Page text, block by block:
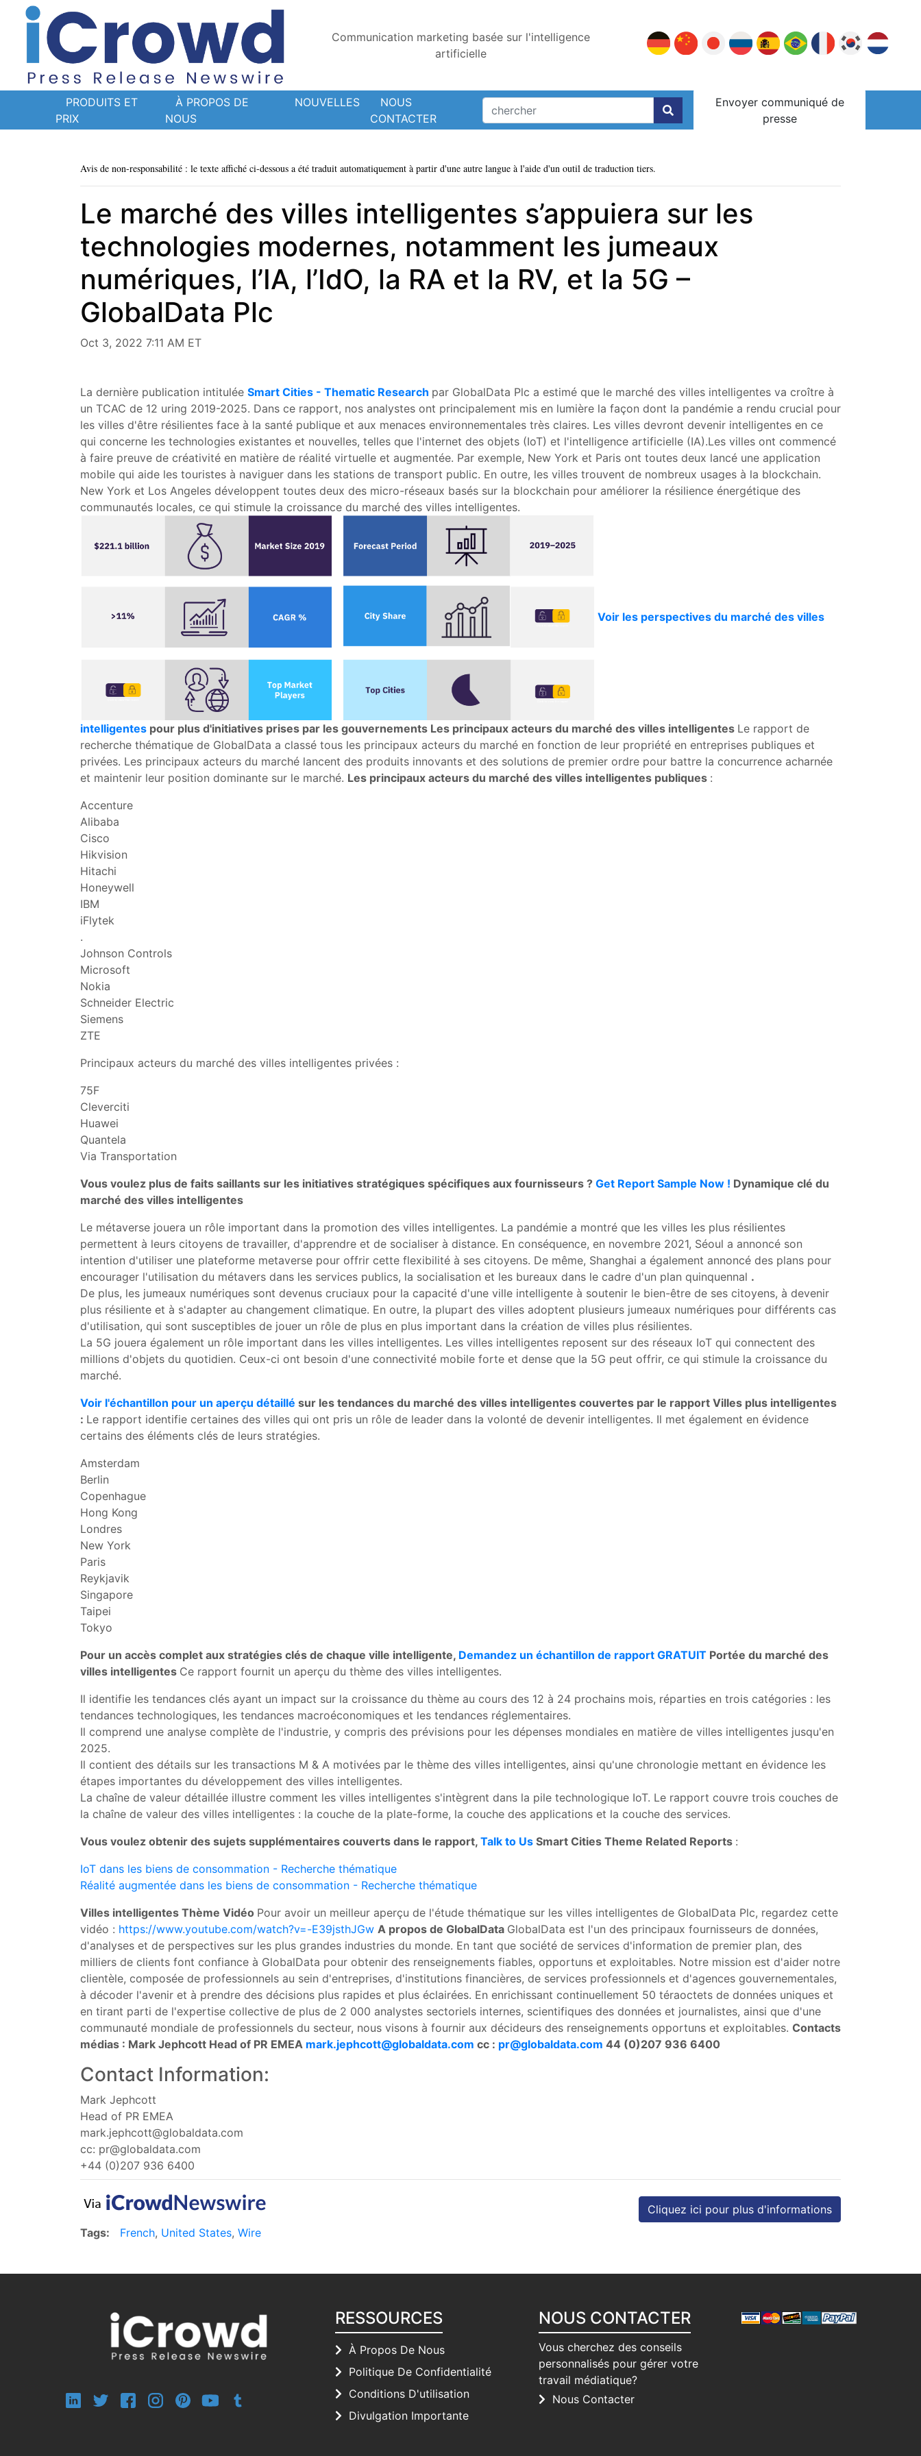
Communication marketing basée sur l'intelligence
artificielle
PRODUITS ET
PRIX
À PROPOS DE
NOUS
NOUVELLES
NOUS
CONTACTER
Envoyer communiqué de
presse
Avis de non-responsabilité : le texte affiché ci-dessous a été traduit automatiquement à partir d'une autre langue à l'aide d'un outil de traduction tiers.
Le marché des villes intelligentes s’appuiera sur les
technologies modernes, notamment les jumeaux
numériques, l’IA, l’IdO, la RA et la RV, et la 5G –
GlobalData Plc
Oct 3, 2022 7:11 AM ET
La dernière publication intitulée Smart Cities - Thematic Research par GlobalData Plc a estimé que le marché des villes intelligentes va croître à
un TCAC de 12 uring 2019-2025. Dans ce rapport, nos analystes ont principalement mis en lumière la façon dont la pandémie a rendu crucial pour
les villes d'être résilientes face à la santé publique et aux menaces environnementales très claires. Les villes devront devenir intelligentes en ce
qui concerne les technologies existantes et nouvelles, telles que l'internet des objets (IoT) et l'intelligence artificielle (IA).Les villes ont commencé
à faire preuve de créativité en matière de réalité virtuelle et augmentée. Par exemple, New York et Paris ont toutes deux lancé une application
mobile qui aide les touristes à naviguer dans les stations de transport public. En outre, les villes trouvent de nombreux usages à la blockchain.
New York et Los Angeles développent toutes deux des micro-réseaux basés sur la blockchain pour améliorer la résilience énergétique des
communautés locales, ce qui stimule la croissance du marché des villes intelligentes.
Voir les perspectives du marché des villes
intelligentes pour plus d'initiatives prises par les gouvernements Les principaux acteurs du marché des villes intelligentes Le rapport de
recherche thématique de GlobalData a classé tous les principaux acteurs du marché en fonction de leur propriété en entreprises publiques et
privées. Les principaux acteurs du marché lancent des produits innovants et des solutions de premier ordre pour battre la concurrence acharnée
et maintenir leur position dominante sur le marché. Les principaux acteurs du marché des villes intelligentes publiques :
Accenture
Alibaba
Cisco
Hikvision
Hitachi
Honeywell
IBM
iFlytek
.
Johnson Controls
Microsoft
Nokia
Schneider Electric
Siemens
ZTE
Principaux acteurs du marché des villes intelligentes privées :
75F
Cleverciti
Huawei
Quantela
Via Transportation
Vous voulez plus de faits saillants sur les initiatives stratégiques spécifiques aux fournisseurs ? Get Report Sample Now ! Dynamique clé du
marché des villes intelligentes
Le métaverse jouera un rôle important dans la promotion des villes intelligentes. La pandémie a montré que les villes les plus résilientes
permettent à leurs citoyens de travailler, d'apprendre et de socialiser à distance. En conséquence, en novembre 2021, Séoul a annoncé son
intention d'utiliser une plateforme metaverse pour offrir cette flexibilité à ses citoyens. De même, Shanghai a également annoncé des plans pour
encourager l'utilisation du métavers dans les services publics, la socialisation et les bureaux dans le cadre d'un plan quinquennal .
De plus, les jumeaux numériques sont devenus cruciaux pour la capacité d'une ville intelligente à soutenir le bien-être de ses citoyens, à devenir
plus résiliente et à s'adapter au changement climatique. En outre, la plupart des villes adoptent plusieurs jumeaux numériques pour différents cas
d'utilisation, qui sont susceptibles de jouer un rôle de plus en plus important dans la création de villes plus résilientes.
La 5G jouera également un rôle important dans les villes intelligentes. Les villes intelligentes reposent sur des réseaux IoT qui connectent des
millions d'objets du quotidien. Ceux-ci ont besoin d'une connectivité mobile forte et dense que la 5G peut offrir, ce qui stimule la croissance du
marché.
Voir l'échantillon pour un aperçu détaillé sur les tendances du marché des villes intelligentes couvertes par le rapport Villes plus intelligentes
: Le rapport identifie certaines des villes qui ont pris un rôle de leader dans la volonté de devenir intelligentes. Il met également en évidence
certains des éléments clés de leurs stratégies.
Amsterdam
Berlin
Copenhague
Hong Kong
Londres
New York
Paris
Reykjavik
Singapore
Taipei
Tokyo
Pour un accès complet aux stratégies clés de chaque ville intelligente, Demandez un échantillon de rapport GRATUIT Portée du marché des
villes intelligentes Ce rapport fournit un aperçu du thème des villes intelligentes.
Il identifie les tendances clés ayant un impact sur la croissance du thème au cours des 12 à 24 prochains mois, réparties en trois catégories : les
tendances technologiques, les tendances macroéconomiques et les tendances réglementaires.
Il comprend une analyse complète de l'industrie, y compris des prévisions pour les dépenses mondiales en matière de villes intelligentes jusqu'en
2025.
Il contient des détails sur les transactions M & A motivées par le thème des villes intelligentes, ainsi qu'une chronologie mettant en évidence les
étapes importantes du développement des villes intelligentes.
La chaîne de valeur détaillée illustre comment les villes intelligentes s'intègrent dans la pile technologique IoT. Le rapport couvre trois couches de
la chaîne de valeur des villes intelligentes : la couche de la plate-forme, la couche des applications et la couche des services.
Vous voulez obtenir des sujets supplémentaires couverts dans le rapport, Talk to Us Smart Cities Theme Related Reports :
IoT dans les biens de consommation - Recherche thématique
Réalité augmentée dans les biens de consommation - Recherche thématique
Villes intelligentes Thème Vidéo Pour avoir un meilleur aperçu de l'étude thématique sur les villes intelligentes de GlobalData Plc, regardez cette
vidéo : https://www.youtube.com/watch?v=-E39jsthJGw A propos de GlobalData GlobalData est l'un des principaux fournisseurs de données,
d'analyses et de perspectives sur les plus grandes industries du monde. En tant que société de services d'information de premier plan, des
milliers de clients font confiance à GlobalData pour obtenir des renseignements fiables, opportuns et exploitables. Notre mission est d'aider notre
clientèle, composée de professionnels au sein d'entreprises, d'institutions financières, de services professionnels et d'agences gouvernementales,
à décoder l'avenir et à prendre des décisions plus rapides et plus éclairées. En enrichissant continuellement 50 téraoctets de données uniques et
en tirant parti de l'expertise collective de plus de 2 000 analystes sectoriels internes, scientifiques des données et journalistes, ainsi que d'une
communauté mondiale de professionnels du secteur, nous visons à fournir aux décideurs des renseignements opportuns et exploitables. Contacts
médias : Mark Jephcott Head of PR EMEA mark.jephcott@globaldata.com cc : pr@globaldata.com 44 (0)207 936 6400
Contact Information:
Mark Jephcott
Head of PR EMEA
mark.jephcott@globaldata.com
cc: pr@globaldata.com
+44 (0)207 936 6400
Cliquez ici pour plus d'informations
Tags:
French, United States, Wire
RESSOURCES
À Propos De Nous
Politique De Confidentialité
Conditions D'utilisation
Divulgation Importante
NOUS CONTACTER
Vous cherchez des conseils
personnalisés pour gérer votre
travail médiatique?
Nous Contacter